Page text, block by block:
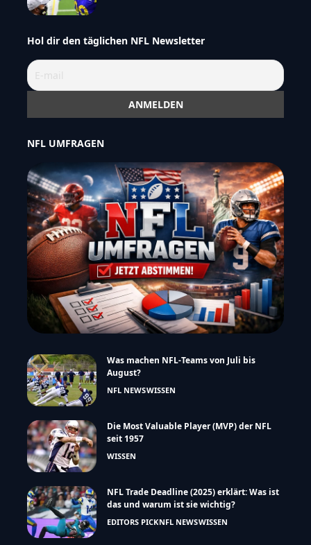
Hol dir den täglichen NFL Newsletter
NFL UMFRAGEN
Was machen NFL-Teams von Juli bis
August?
NFL NEWSWISSEN
Die Most Valuable Player (MVP) der NFL
seit 1957
WISSEN
NFL Trade Deadline (2025) erklärt: Was ist
das und warum ist sie wichtig?
EDITORS PICKNFL NEWSWISSEN